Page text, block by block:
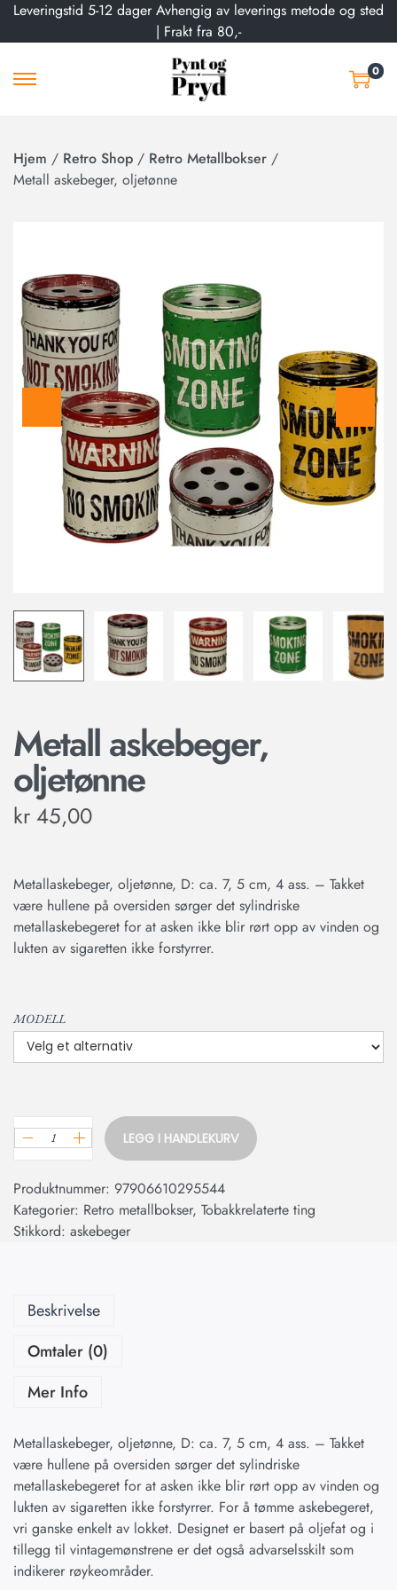
Leveringstid 5-12 dager Avhengig av leverings metode og sted
| Frakt fra 80,-
0
Hjem / Retro Shop / Retro Metallbokser /
Metall askebeger, oljetønne
Metall askebeger,
oljetønne
kr 45,00
Metallaskebeger, oljetønne, D: ca. 7, 5 cm, 4 ass. – Takket
være hullene på oversiden sørger det sylindriske
metallaskebegeret for at asken ikke blir rørt opp av vinden og
lukten av sigaretten ikke forstyrrer.
MODELL
LEGG I HANDLEKURV
Produktnummer: 97906610295544
Kategorier: Retro metallbokser, Tobakkrelaterte ting
Stikkord: askebeger
Beskrivelse
Omtaler (0)
Mer Info
Metallaskebeger, oljetønne, D: ca. 7, 5 cm, 4 ass. – Takket
være hullene på oversiden sørger det sylindriske
metallaskebegeret for at asken ikke blir rørt opp av vinden og
lukten av sigaretten ikke forstyrrer. For å tømme askebegeret,
vri ganske enkelt av lokket. Designet er basert på oljefat og i
tillegg til vintagemønstrene er det også advarselsskilt som
indikerer røykeområder.